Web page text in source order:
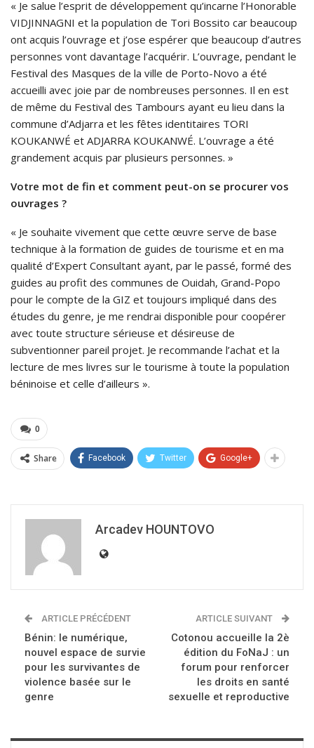
« Je salue l’esprit de développement qu’incarne l’Honorable
VIDJINNAGNI et la population de Tori Bossito car beaucoup
ont acquis l’ouvrage et j’ose espérer que beaucoup d’autres
personnes vont davantage l’acquérir. L’ouvrage, pendant le
Festival des Masques de la ville de Porto-Novo a été
accueilli avec joie par de nombreuses personnes. Il en est
de même du Festival des Tambours ayant eu lieu dans la
commune d’Adjarra et les fêtes identitaires TORI
KOUKANWÉ et ADJARRA KOUKANWÉ. L’ouvrage a été
grandement acquis par plusieurs personnes. »
Votre mot de fin et comment peut-on se procurer vos
ouvrages ?
« Je souhaite vivement que cette œuvre serve de base
technique à la formation de guides de tourisme et en ma
qualité d’Expert Consultant ayant, par le passé, formé des
guides au profit des communes de Ouidah, Grand-Popo
pour le compte de la GIZ et toujours impliqué dans des
études du genre, je me rendrai disponible pour coopérer
avec toute structure sérieuse et désireuse de
subventionner pareil projet. Je recommande l’achat et la
lecture de mes livres sur le tourisme à toute la population
béninoise et celle d’ailleurs ».
0
Share Facebook Twitter Google+
Arcadev HOUNTOVO
ARTICLE PRÉCÉDENT
Bénin: le numérique,
nouvel espace de survie
pour les survivantes de
violence basée sur le
genre
ARTICLE SUIVANT
Cotonou accueille la 2è
édition du FoNaJ : un
forum pour renforcer
les droits en santé
sexuelle et reproductive